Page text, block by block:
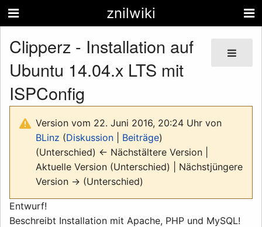
znilwiki
Clipperz - Installation auf
Ubuntu 14.04.x LTS mit
ISPConfig
Version vom 22. Juni 2016, 20:24 Uhr von
BLinz (Diskussion Beiträge)
(Unterschied) ← Nächstältere Version |
Aktuelle Version (Unterschied) | Nächstjüngere
Version → (Unterschied)
Entwurf!
Beschreibt Installation mit Apache, PHP und MySQL!